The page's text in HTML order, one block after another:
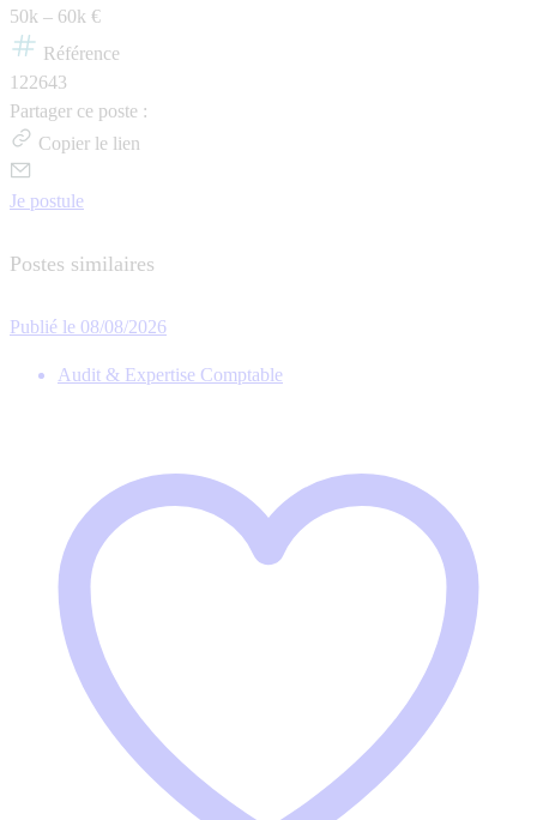
50k – 60k €
Référence
122643
Partager ce poste :
Copier le lien
Je postule
Postes similaires
Publié le 08/08/2026
Audit & Expertise Comptable